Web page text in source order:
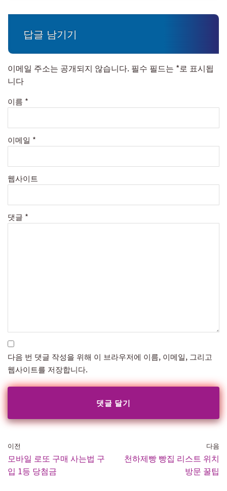
답글 남기기
이메일 주소는 공개되지 않습니다. 필수 필드는 *로 표시됩
니다
이름 *
이메일 *
웹사이트
댓글 *
다음 번 댓글 작성을 위해 이 브라우저에 이름, 이메일, 그리고
웹사이트를 저장합니다.
이전
모바일 로또 구매 사는법 구
입 1등 당첨금
다음
천하제빵 빵집 리스트 위치
방문 꿀팁